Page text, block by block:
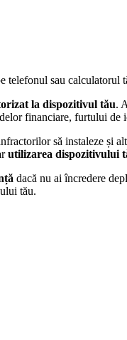
telefonul sau calculatorul
la dispozitivul tău.
financiare, furtului de
să instaleze și
utilizarea dispozitivului
dacă nu ai încredere
tău.